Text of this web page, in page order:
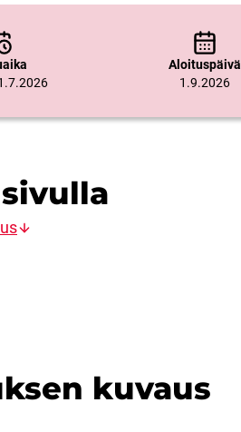
Aloituspäivä
1.9.2026
kuvaus